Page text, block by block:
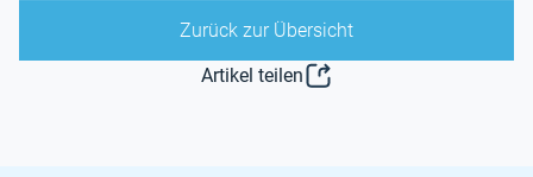
Zurück zur Übersicht
Artikel teilen